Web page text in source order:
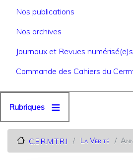
Nos publications
Nos archives
Journaux et Revues numérisé(e)s
Commande des Cahiers du
Rubriques
C.E.R.M.T.R.I La Vérité